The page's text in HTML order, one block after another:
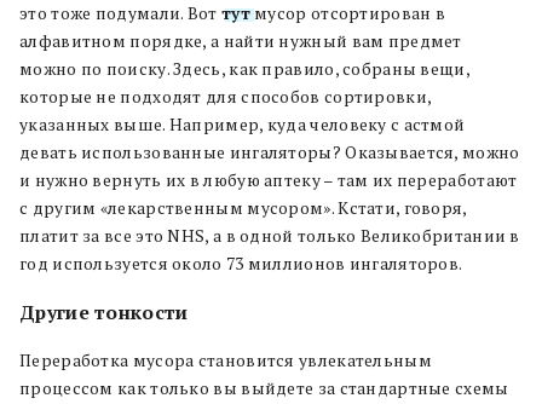
это тоже подумали. Вот тутмусор отсортирован в
алфавитном порядке, а найти нужный вам предмет
можно по поиску. Здесь, как правило, собраны вещи,
которые не подходят для способов сортировки,
указанных выше. Например, куда человеку с астмой
девать использованные ингаляторы? Оказывается, можно
и нужно вернуть их в любую аптеку – там их переработают
с другим «лекарственным мусором». Кстати, говоря,
платит за все это NHS, а в одной только Великобритании в
год используется около 73 миллионов ингаляторов.
Другие тонкости
Переработка мусора становится увлекательным
процессом как только вы выйдете за стандартные схемы